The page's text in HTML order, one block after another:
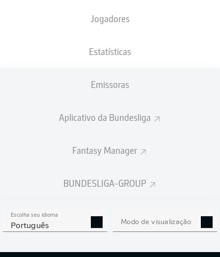
Jogadores
Estatísticas
Emissoras
Aplicativo da Bundesliga
Fantasy Manager
BUNDESLIGA-GROUP
Escolha seu idioma
Português Modo de visualização
ESTATÍSTICAS DA
TEMPORADA 2025/2026